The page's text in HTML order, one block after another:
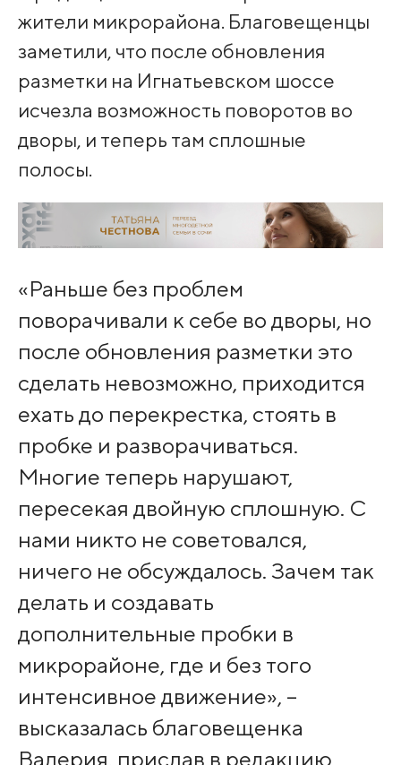
жители микрорайона. Благовещенцы
заметили, что после обновления
разметки на Игнатьевском шоссе
исчезла возможность поворотов во
дворы, и теперь там сплошные
полосы.
«Раньше без проблем
поворачивали к себе во дворы, но
после обновления разметки это
сделать невозможно, приходится
ехать до перекрестка, стоять в
пробке и разворачиваться.
Многие теперь нарушают,
пересекая двойную сплошную. С
нами никто не советовался,
ничего не обсуждалось. Зачем так
делать и создавать
дополнительные пробки в
микрорайоне, где и без того
интенсивное движение», –
высказалась благовещенка
Валерия, прислав в редакцию